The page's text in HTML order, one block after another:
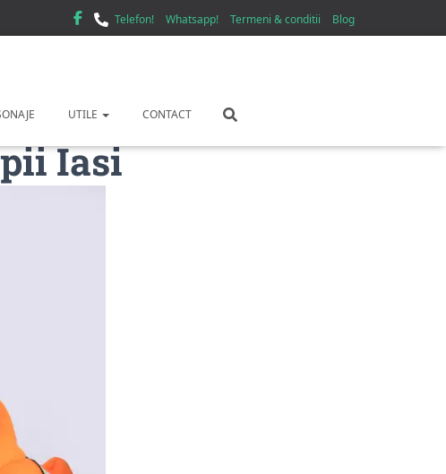
Telefon! Whatsapp! Termeni & conditii Blog
UTILE CONTACT
Iasi